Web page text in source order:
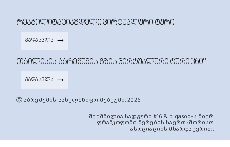
ᲠᲔᲐᲑᲘᲚᲘᲢᲐᲪᲘᲐᲛᲓᲔᲚᲘ ᲕᲘᲠᲢᲣᲐᲚᲣᲠᲘ ᲢᲣᲠᲘ
ᲒᲐᲓᲐᲡᲕᲚᲐ
ᲗᲑᲘᲚᲘᲡᲘᲡ ᲐᲑᲠᲔᲨᲣᲛᲘᲡ ᲒᲖᲘᲡ ᲕᲘᲠᲢᲣᲐᲚᲣᲠᲘ ᲢᲣᲠᲘ 360°
ᲒᲐᲓᲐᲡᲕᲚᲐ
Ⓒ აბრეშუმის სახელმწიფო მუზეუმი. 2026
შექმნილია სადგური #16 & piqasoo-ს მიერ
ფრანკოფონი მერების საერთაშორისო
ასოციაციის მხარდაჭერით.